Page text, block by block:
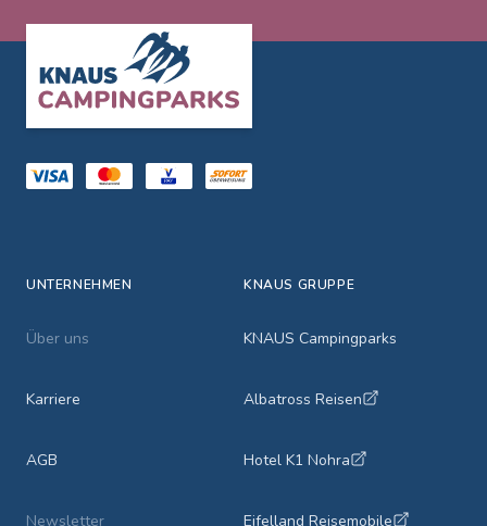
UNTERNEHMEN
Über uns
Karriere
AGB
Newsletter
KNAUS GRUPPE
KNAUS Campingparks
Albatross Reisen
Hotel K1 Nohra
Eifelland Reisemobile